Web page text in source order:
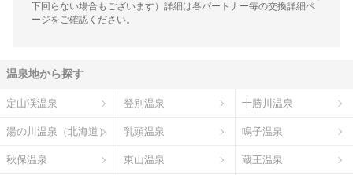
下回らない場合もございます）詳細は各パートナー毎の交換詳細ペ
ージをご確認ください。
温泉地から探す
定山渓温泉 登別温泉 十勝川温泉
湯の川温泉（北海道） 乳頭温泉 鳴子温泉
秋保温泉 東山温泉 蔵王温泉